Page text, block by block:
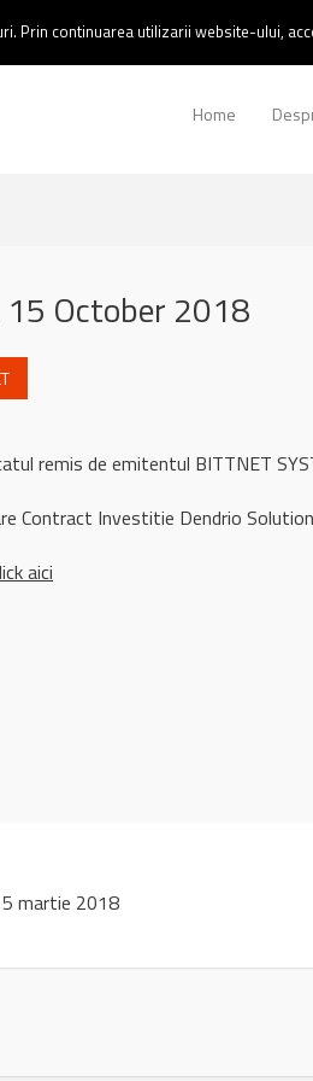
Home
15 October 2018
remis de emitentul BITTNET
Contract Investitie Dendrio
aici
martie 2018
Prin continuarea utilizarii website-ului,